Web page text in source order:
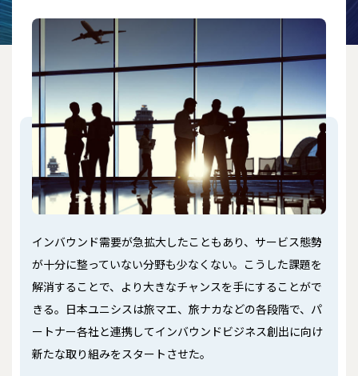
インバウンド需要が急拡大したこともあり、サービス態勢
が十分に整っていない分野も少なくない。こうした課題を
解消することで、より大きなチャンスを手にすることがで
きる。日本ユニシスは旅マエ、旅ナカなどの各段階で、パ
ートナー各社と連携してインバウンドビジネス創出に向け
新たな取り組みをスタートさせた。